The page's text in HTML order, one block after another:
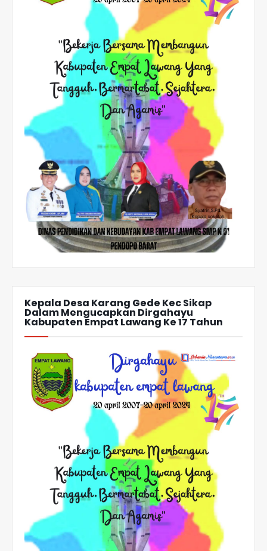
Kepala Desa Karang Gede Kec Sikap
Dalam Mengucapkan Dirgahayu
Kabupaten Empat Lawang Ke 17 Tahun